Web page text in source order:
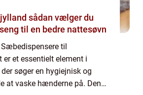
vælger du
til en bedre nattesøvn
til
et essentielt element i
søger en hygiejnisk og
at vaske hænderne på. Denne